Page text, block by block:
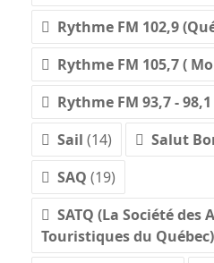
Rythme FM 102,9
Rythme FM 105,7 (
Rythme FM 93,7 -
Sail (14) Salut
SAQ (19)
SATQ (La Société
Touristiques du Québec)